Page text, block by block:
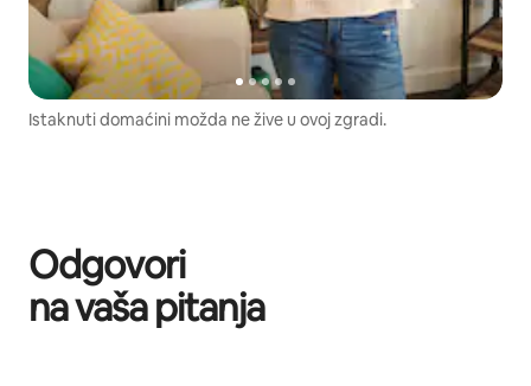
Istaknuti domaćini možda ne žive u ovoj zgradi.
Odgovori
na vaša pitanja